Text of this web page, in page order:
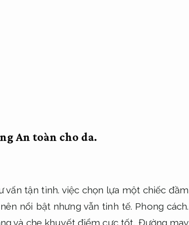
An toàn cho da.
vấn tận tình. việc chọn lựa một chiếc đầm
nổi bật nhưng vẫn tinh tế. Phong cách.
và che khuyết điểm cực tốt, Đường may